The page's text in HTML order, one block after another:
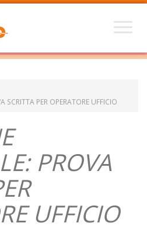
SCRITTA PER OPERATORE UFFICIO
PROVA
UFFICIO